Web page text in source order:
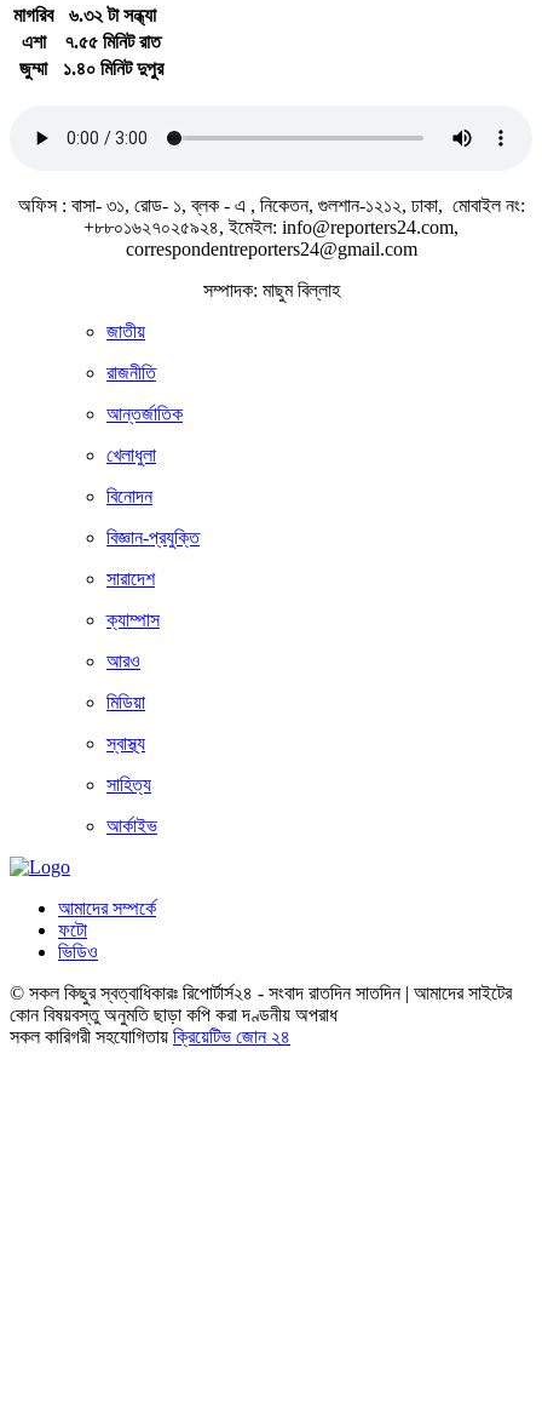
মাগরিব
৬.৩২ টা সন্ধ্যা
এশা
৭.৫৫ মিনিট রাত
জুম্মা
১.৪০ মিনিট দুপুর
অফিস : বাসা- ৩১, রোড- ১, ব্লক - এ , নিকেতন, গুলশান-১২১২, ঢাকা, মোবাইল নং:
+৮৮০১৬২৭০২৫৯২৪, ইমেইল: info@reporters24.com,
correspondentreporters24@gmail.com
সম্পাদক: মাছুম বিল্লাহ
জাতীয়
রাজনীতি
আন্তর্জাতিক
খেলাধুলা
বিনোদন
বিজ্ঞান-প্রযুক্তি
সারাদেশ
ক্যাম্পাস
আরও
মিডিয়া
স্বাস্থ্য
সাহিত্য
আর্কাইভ
আমাদের সম্পর্কে
ফটো
ভিডিও
© সকল কিছুর স্বত্বাধিকারঃ রিপোর্টার্স২৪ - সংবাদ রাতদিন সাতদিন | আমাদের সাইটের
কোন বিষয়বস্তু অনুমতি ছাড়া কপি করা দণ্ডনীয় অপরাধ
সকল কারিগরী সহযোগিতায় ক্রিয়েটিভ জোন ২৪